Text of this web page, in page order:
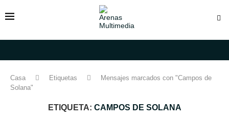
Casa Etiquetas
Mensajes marcados con "Campos de
Solana"
ETIQUETA: CAMPOS DE SOLANA